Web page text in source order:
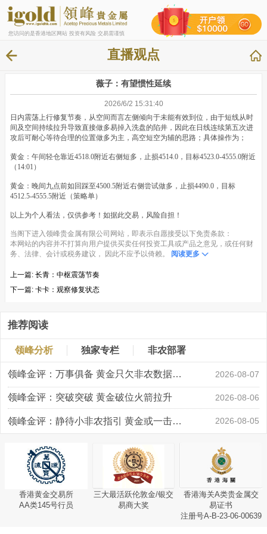
您访问的是香港地区网站 投资有风险 交易需谨慎
直播观点
薇子：有望惯性延续
2026/6/2 15:31:40
日内震荡上行修复节奏，从空间而言左侧倾向于未能有效到位，由于短线从时
间及空间持续拉升导致直接做多易掉入洗盘的陷井，因此在日线连续第五次进
攻后可耐心等待合理的位置做多为主，高空短空为辅的思路；具体操作为；
黄金：午间轻仓靠近4518.0附近右侧短多，止损4514.0，目标4523.0-4555.0附近
（14:01）
黄金：晚间九点前如回踩至4500.5附近右侧尝试做多，止损4490.0，目标
4512.5-4555.5附近（策略单）
以上为个人看法，仅供参考！如据此交易，风险自担！
当阁下进入领峰贵金属有限公司网站，即表示自愿接受以下免责条款：
本网站的内容并不打算向用户提供买卖任何投资工具或产品之意见，或任何财
务、法律、会计或税务建议， 因此不应予以倚赖。
阅读更多
上一篇: 长青：中枢震荡节奏
下一篇: 卡卡：观察修复状态
推荐阅读
领峰分析 独家专栏 非农部署
领峰金评：万事俱备 黄金只欠非农数据“东风” 2026-08-07
领峰金评：突破突破 黄金破位火箭拉升 2026-08-06
领峰金评：静待小非农指引 黄金或一击破局 2026-08-05
香港黄金交易所
AA类145号行员
三大最活跃伦敦金/银交
易商大奖
香港海关A类贵金属交
易证书
注册号A-B-23-06-00639